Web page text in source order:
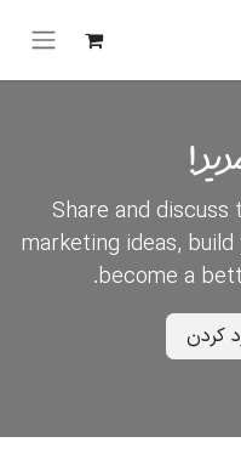
Share and
marketing ideas,
become a
کردن